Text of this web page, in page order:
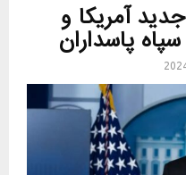
آمریکا و
سپاه پاسداران